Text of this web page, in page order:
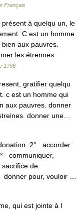
Français
à quelqu un, le
C est un homme
aux pauvres.
les étrennes.
1798
gratifier quelqu
c est un homme qui
aux pauvres. donner
donner une…
2° accorder.
communiquer,
de.
pour, vouloir …
qui est jointe à l